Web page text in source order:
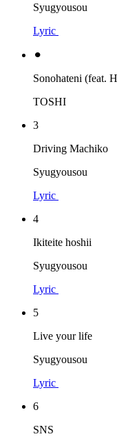
Syugyousou
Lyric
⚫︎
Sonohateni (feat.
TOSHI
3
Driving Machiko
Syugyousou
Lyric
4
Ikiteite hoshii
Syugyousou
Lyric
5
Live your life
Syugyousou
Lyric
6
SNS